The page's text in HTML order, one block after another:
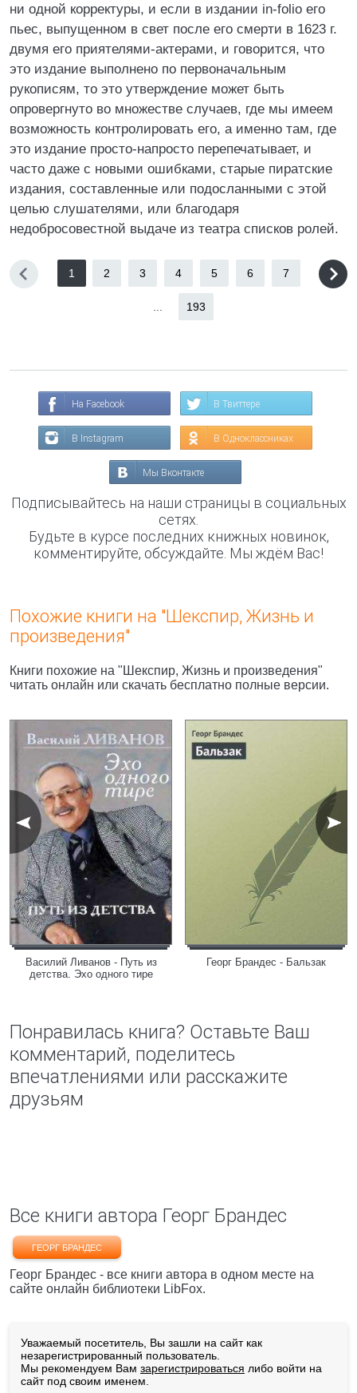
ни одной корректуры, и если в издании in-folio его
пьес, выпущенном в свет после его смерти в 1623 г.
двумя его приятелями-актерами, и говорится, что
это издание выполнено по первоначальным
рукописям, то это утверждение может быть
опровергнуто во множестве случаев, где мы имеем
возможность контролировать его, а именно там, где
это издание просто-напросто перепечатывает, и
часто даже с новыми ошибками, старые пиратские
издания, составленные или подосланными с этой
целью слушателями, или благодаря
недобросовестной выдаче из театра списков ролей.
1 2 3 4 5 6 7
193
На Facebook В Твиттере
В Instagram В Одноклассниках
Мы Вконтакте
Подписывайтесь на наши страницы в социальных
сетях.
Будьте в курсе последних книжных новинок,
комментируйте, обсуждайте. Мы ждём Вас!
Похожие книги на "Шекспир, Жизнь и
произведения"
Книги похожие на "Шекспир, Жизнь и произведения"
читать онлайн или скачать бесплатно полные версии.
Василий Ливанов - Путь из
детства. Эхо одного тире
Георг Брандес - Бальзак
Понравилась книга? Оставьте Ваш
комментарий, поделитесь
впечатлениями или расскажите
друзьям
Все книги автора Георг Брандес
ГЕОРГ БРАНДЕС
Георг Брандес - все книги автора в одном месте на
сайте онлайн библиотеки LibFox.
Уважаемый посетитель, Вы зашли на сайт как
незарегистрированный пользователь.
Мы рекомендуем Вам зарегистрироваться либо войти на
сайт под своим именем.